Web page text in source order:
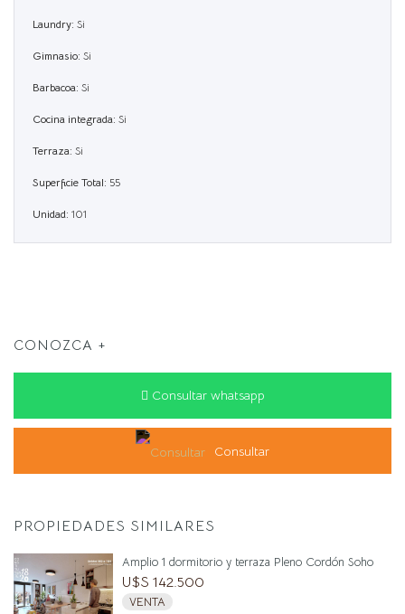
Laundry: Si
Gimnasio: Si
Barbacoa: Si
Cocina integrada: Si
Terraza: Si
Superficie Total: 55
Unidad: 101
CONOZCA +
Consultar whatsapp
Consultar
PROPIEDADES SIMILARES
Amplio 1 dormitorio y terraza Pleno Cordón Soho
U$S 142.500
VENTA